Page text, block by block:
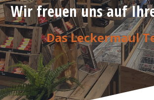
Wir freuen uns auf
Das Leckermaul